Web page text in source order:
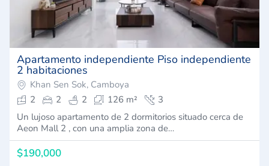
Apartamento independiente Piso independiente
2 habitaciones
Khan Sen Sok, Camboya
2
2 2 126 m²
3
Un lujoso apartamento de 2 dormitorios situado cerca de
Aeon Mall 2 , con una amplia zona de…
$190,000